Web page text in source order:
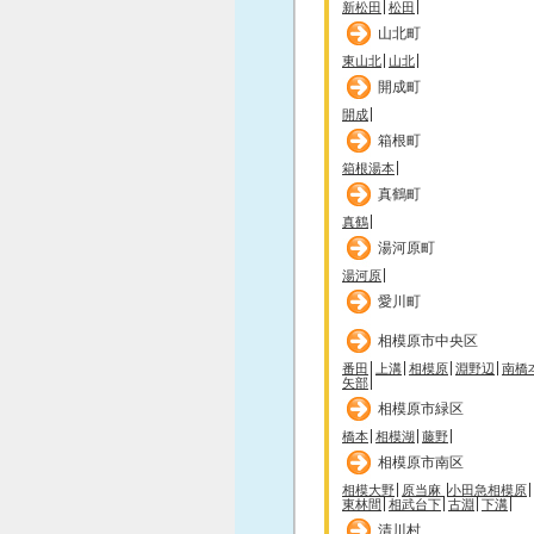
新松田 松田
山北町
東山北 山北
開成町
開成
箱根町
箱根湯本
真鶴町
真鶴
湯河原町
湯河原
愛川町
相模原市中央区
番田 上溝 相模原 淵野辺 南橋
矢部
相模原市緑区
橋本 相模湖 藤野
相模原市南区
相模大野 原当麻 小田急相模原
東林間 相武台下 古淵 下溝
清川村